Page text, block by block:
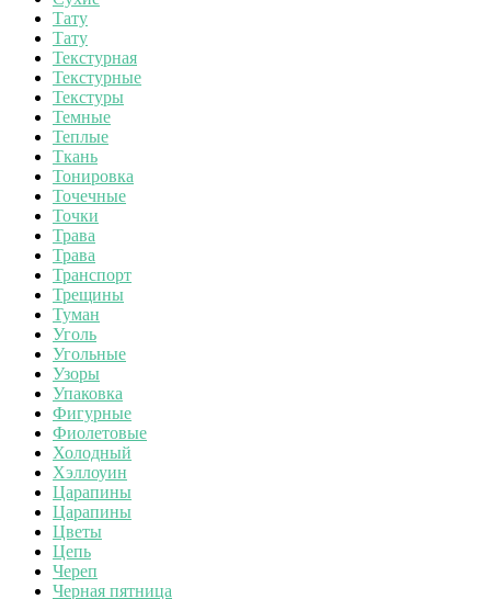
Тату
Тату
Текстурная
Текстурные
Текстуры
Темные
Теплые
Ткань
Тонировка
Точечные
Точки
Трава
Трава
Транспорт
Трещины
Туман
Уголь
Угольные
Узоры
Упаковка
Фигурные
Фиолетовые
Холодный
Хэллоуин
Царапины
Царапины
Цветы
Цепь
Череп
Черная пятница